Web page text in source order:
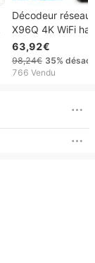
Décodeur réseau
X96Q 4K WiFi
définition
TV Box TV Box
63,92€
98,24€ 35%
766 Vendu